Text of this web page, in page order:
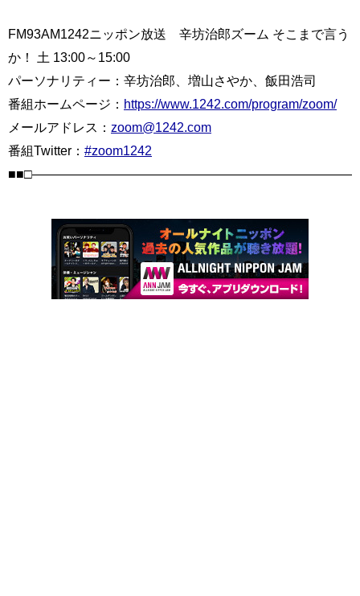
FM93AM1242ニッポン放送 辛坊治郎ズーム そこまで言う
か！ 土 13:00～15:00
パーソナリティー：辛坊治郎、増山さやか、飯田浩司
番組ホームページ： https://www.1242.com/program/zoom/
メールアドレス： zoom@1242.com
番組Twitter： #zoom1242